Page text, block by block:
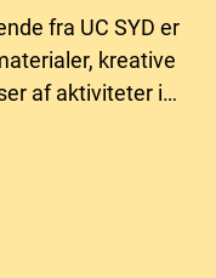
fra UC SYD er
kreative
af aktiviteter i